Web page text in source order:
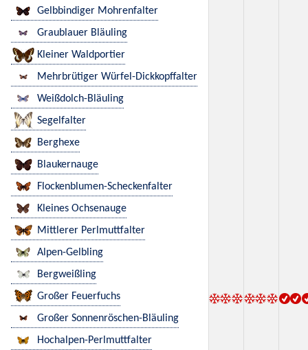
Gelbbindiger Mohrenfalter
Graublauer Bläuling
Kleiner Waldportier
Mehrbrütiger Würfel-Dickkopffalter
Weißdolch-Bläuling
Segelfalter
Berghexe
Blaukernauge
Flockenblumen-Scheckenfalter
Kleines Ochsenauge
Mittlerer Perlmuttfalter
Alpen-Gelbling
Bergweißling
Großer Feuerfuchs
Großer Sonnenröschen-Bläuling
Hochalpen-Perlmuttfalter